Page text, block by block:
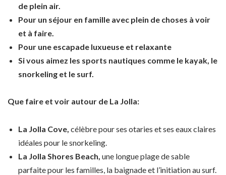
de plein air.
Pour un séjour en famille avec plein de choses à voir
et à faire.
Pour une escapade luxueuse et relaxante
Si vous aimez les sports nautiques comme le kayak, le
snorkeling et le surf.
Que faire et voir autour de La Jolla:
La Jolla Cove, célèbre pour ses otaries et ses eaux claires
idéales pour le snorkeling.
La Jolla Shores Beach, une longue plage de sable
parfaite pour les familles, la baignade et l’initiation au surf.